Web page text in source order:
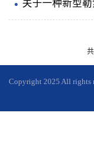
Copyright 2025 All rights